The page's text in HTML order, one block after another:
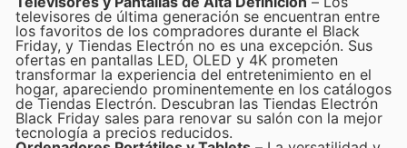
televisores de última generación se encuentran entre
los favoritos de los compradores durante el Black
Friday, y Tiendas Electrón no es una excepción. Sus
ofertas en pantallas LED, OLED y 4K prometen
transformar la experiencia del entretenimiento en el
hogar, apareciendo prominentemente en los catálogos
de Tiendas Electrón. Descubran las Tiendas Electrón
Black Friday sales para renovar su salón con la mejor
tecnología a precios reducidos.